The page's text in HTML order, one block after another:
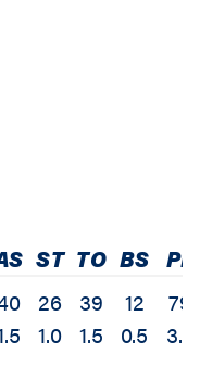
ST TO BS PF
26
1.0
39
1.5
12
0.5
79
3.0